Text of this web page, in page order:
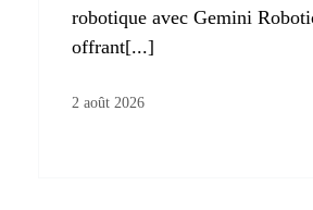
robotique avec Gemini
offrant[...]
2 août 2026